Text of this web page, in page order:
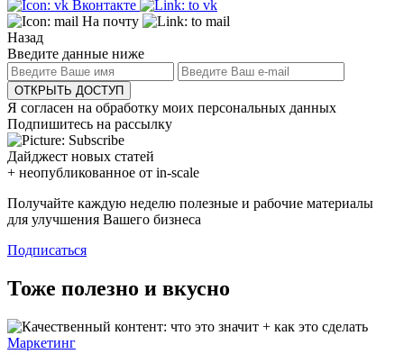
Вконтакте
На почту
Назад
Введите данные ниже
ОТКРЫТЬ ДОСТУП
Я согласен на обработку моих персональных данных
Подпишитесь на рассылку
Дайджест новых статей
+ неопубликованное от in-scale
Получайте каждую неделю полезные и рабочие материалы
для улучшения Вашего бизнеса
Подписаться
Тоже полезно и вкусно
Маркетинг